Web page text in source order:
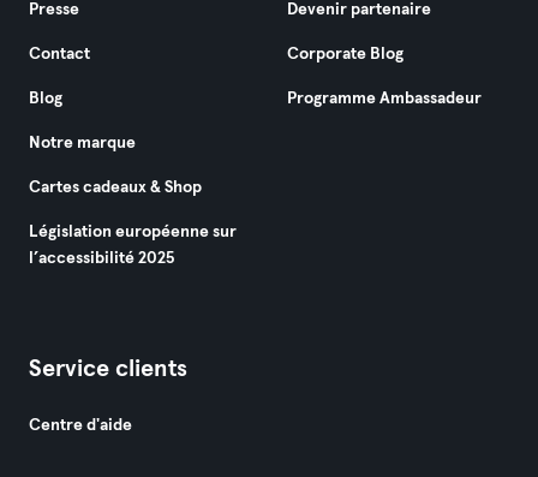
Presse
Contact
Blog
Notre marque
Cartes cadeaux & Shop
Législation européenne sur
l’accessibilité 2025
Devenir partenaire
Corporate Blog
Programme Ambassadeur
Service clients
Centre d'aide